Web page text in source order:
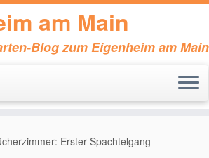
am Main
Blog zum Eigenheim am Main
Erster Spachtelgang